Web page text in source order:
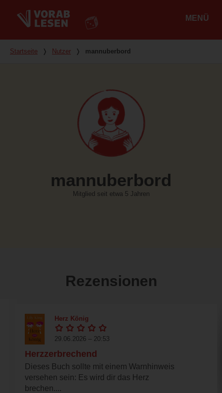
MENÜ
Du bist hier
Startseite ❭ Nutzer ❭ mannuberbord
mannuberbord
Mitglied seit etwa 5 Jahren
Rezensionen
Herz König
29.06.2026 – 20:53
Herzzerbrechend
Dieses Buch sollte mit einem Warnhinweis
versehen sein: Es wird dir das Herz
brechen....